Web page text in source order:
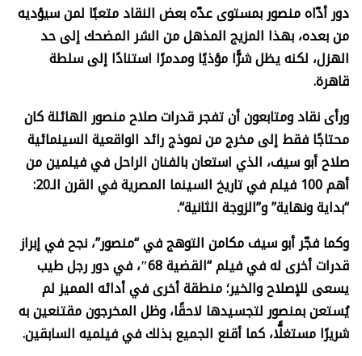
دور أدّاه منصور بمستوى عدّه بعض النقاد متعبًا لمن سيؤديه
من بعده، بهذا المزيج المذهل من الشر المضحك إلى حد
الهزل، لكنه يظل شرًّا مؤذيًا ومدمرًا استنادًا إلى سلطة
قاهرة.
ورأى نقاد ومتابعون أن تفجر قدرات صلاح منصور الهائلة كان
محتاجًا فقط إلى مخرج من نموذج رائد الواقعية السينمائية
صلاح أبو سيف، الذي استعان بالفنان الراحل في فيلمين من
أهم 100 فيلم في تاريخ السينما المصرية في القرن الـ20:
“بداية ونهاية” و”الزوجة الثانية“.
وكما فجّر أبو سيف مكامن التوهج في “منصور”، نجح في إبراز
قدرات أخرى له في فيلم “القضية 68″، في دور رجل طيب
يسعى للإصلاح والخير؛ منطقة أخرى في أدائه المميز لم
يُستعن بمنصور لتجسيدها لاحقًا، وظل المخرجون مقتنعين به
شريرًا مستغلًّا، كما أقنع الجميع بذلك في فيلميه السابقين.